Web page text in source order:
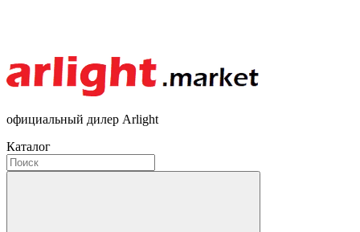
официальный дилер Arlight
Каталог